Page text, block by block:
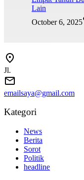
Lain
October 6, 2025
Jl.
emailsaya@gmail.com
Kategori
News
Berita
Sorot
Politik
headline